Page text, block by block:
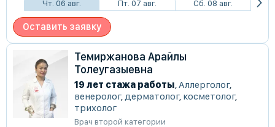
Чт. 06 авг. Пт. 07 авг. Сб. 08 авг.
Оставить заявку
Темиржанова Арайлы
Толеугазыевна
19 лет стажа работы Аллерголог,
венеролог, дерматолог, косметолог,
трихолог
Врач второй категории